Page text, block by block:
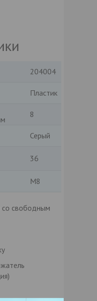
204004
Пластик
8
Серый
36
М8
со свободным